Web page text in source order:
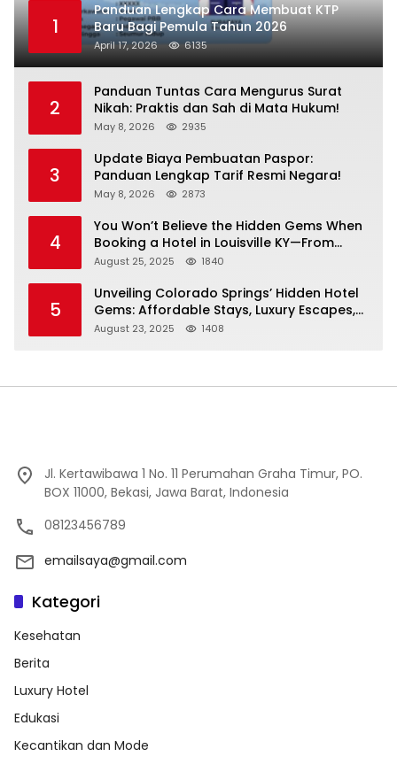
1
Panduan Lengkap Cara Membuat KTP
Baru Bagi Pemula Tahun 2026
April 17, 2026 6135
2
Panduan Tuntas Cara Mengurus Surat
Nikah: Praktis dan Sah di Mata Hukum!
May 8, 2026 2935
3
Update Biaya Pembuatan Paspor:
Panduan Lengkap Tarif Resmi Negara!
May 8, 2026 2873
4
You Won’t Believe the Hidden Gems When
Booking a Hotel in Louisville KY—From
Cheap to Luxe!
August 25, 2025 1840
5
Unveiling Colorado Springs’ Hidden Hotel
Gems: Affordable Stays, Luxury Escapes,
and Everything In Between!
August 23, 2025 1408
Jl. Kertawibawa 1 No. 11 Perumahan Graha Timur, PO.
BOX 11000, Bekasi, Jawa Barat, Indonesia
08123456789
emailsaya@gmail.com
Kategori
Kesehatan
Berita
Luxury Hotel
Edukasi
Kecantikan dan Mode